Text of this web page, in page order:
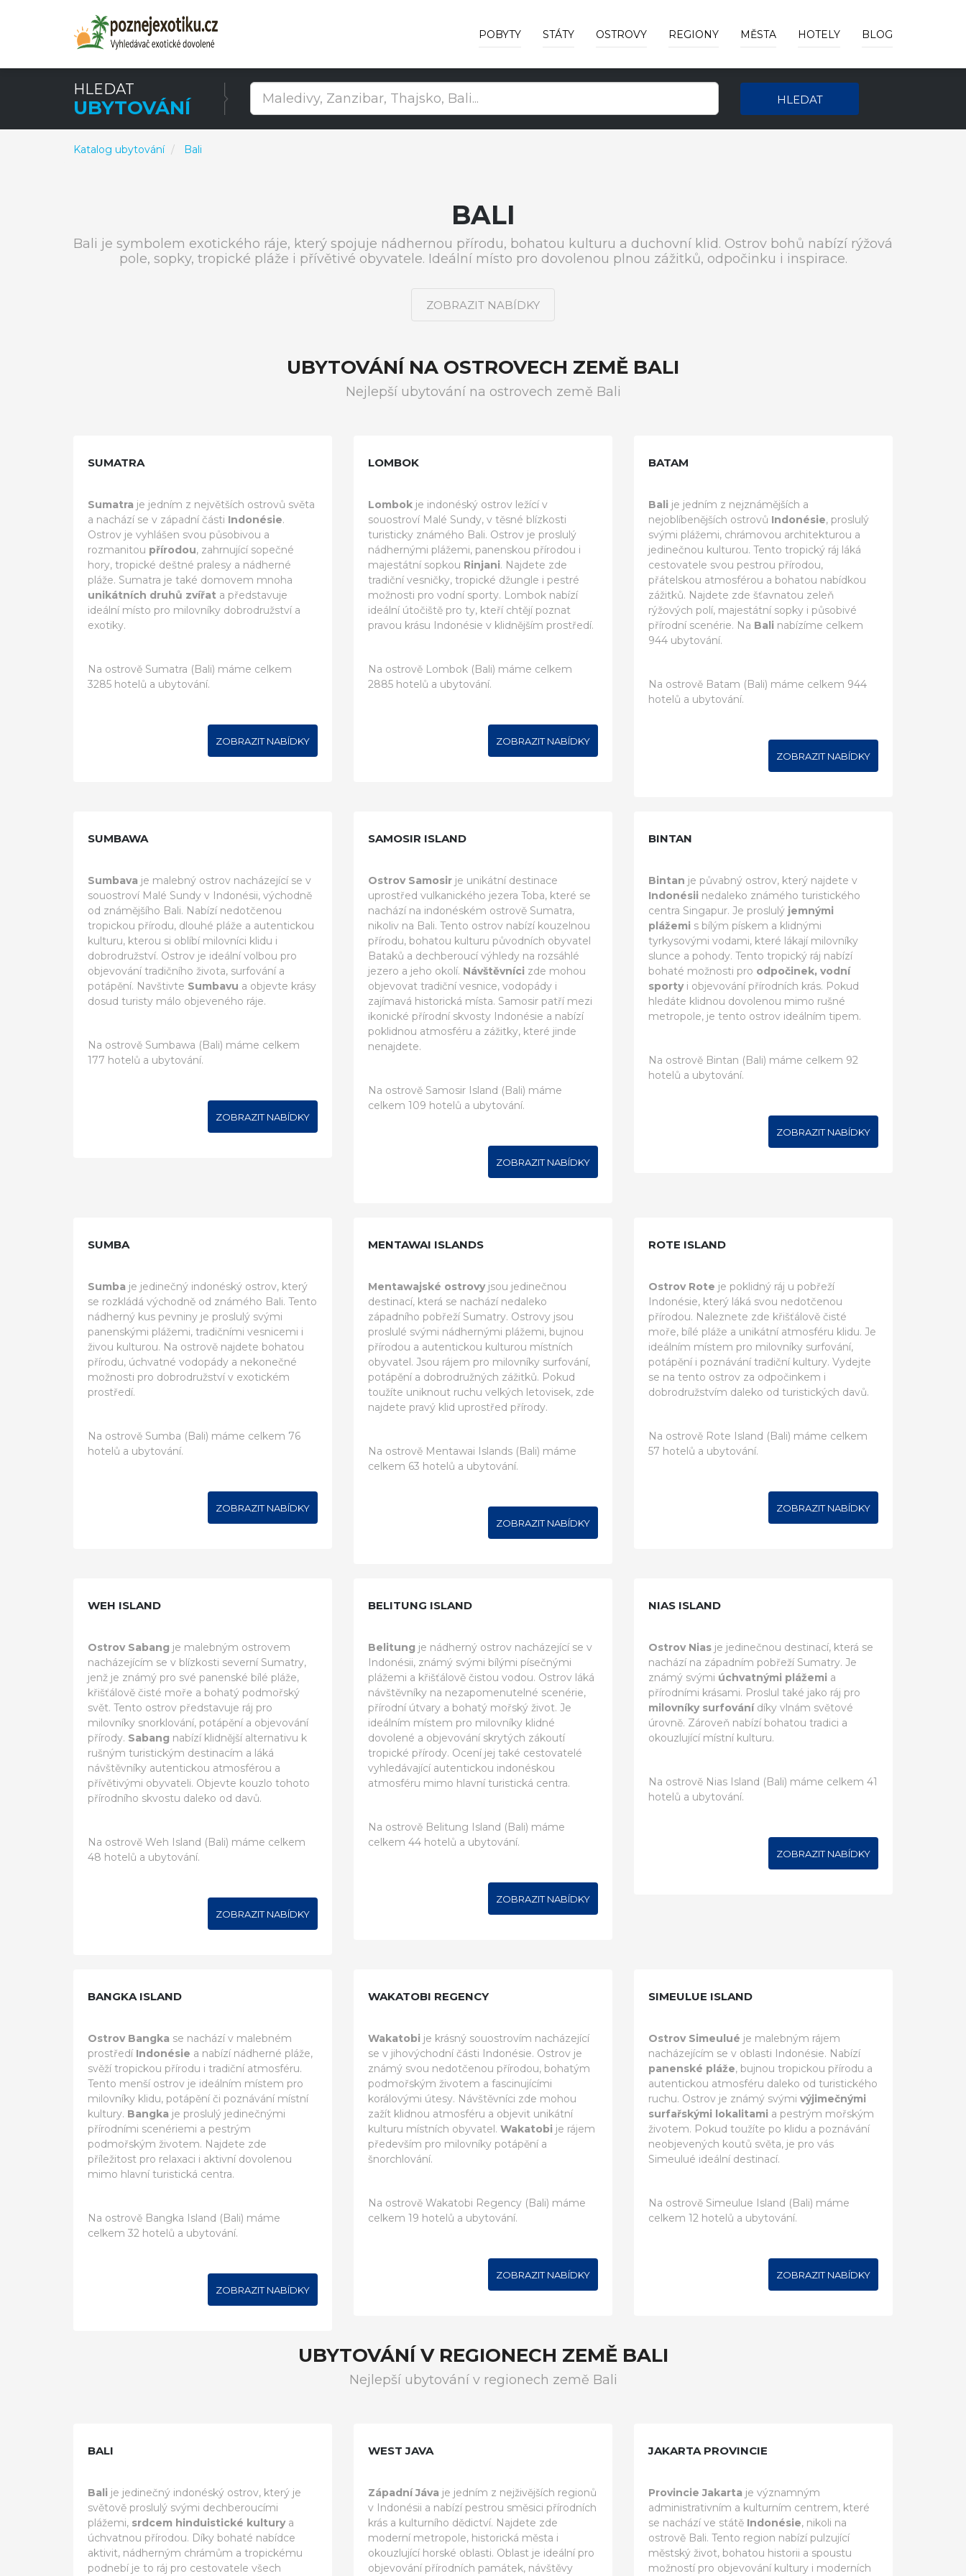
POBYTY STÁTY OSTROVY REGIONY MĚSTA HOTELY BLOG
HLEDAT
UBYTOVÁNÍ HLEDAT
Katalog ubytování Bali
BALI
Bali je symbolem exotického ráje, který spojuje nádhernou přírodu, bohatou kulturu a duchovní klid. Ostrov bohů nabízí rýžová
pole, sopky, tropické pláže i přívětivé obyvatele. Ideální místo pro dovolenou plnou zážitků, odpočinku i inspirace.
ZOBRAZIT NABÍDKY
UBYTOVÁNÍ NA OSTROVECH ZEMĚ BALI
Nejlepší ubytování na ostrovech země Bali
SUMATRA
Sumatra je jedním z největších ostrovů světa
a nachází se v západní části Indonésie.
Ostrov je vyhlášen svou působivou a
rozmanitou přírodou, zahrnující sopečné
hory, tropické deštné pralesy a nádherné
pláže. Sumatra je také domovem mnoha
unikátních druhů zvířat a představuje
ideální místo pro milovníky dobrodružství a
exotiky.
Na ostrově Sumatra (Bali) máme celkem
3285 hotelů a ubytování.
ZOBRAZIT NABÍDKY
LOMBOK
Lombok je indonéský ostrov ležící v
souostroví Malé Sundy, v těsné blízkosti
turisticky známého Bali. Ostrov je proslulý
nádhernými plážemi, panenskou přírodou i
majestátní sopkou Rinjani. Najdete zde
tradiční vesničky, tropické džungle i pestré
možnosti pro vodní sporty. Lombok nabízí
ideální útočiště pro ty, kteří chtějí poznat
pravou krásu Indonésie v klidnějším prostředí.
Na ostrově Lombok (Bali) máme celkem
2885 hotelů a ubytování.
ZOBRAZIT NABÍDKY
BATAM
Bali je jedním z nejznámějších a
nejoblíbenějších ostrovů Indonésie, proslulý
svými plážemi, chrámovou architekturou a
jedinečnou kulturou. Tento tropický ráj láká
cestovatele svou pestrou přírodou,
přátelskou atmosférou a bohatou nabídkou
zážitků. Najdete zde šťavnatou zeleň
rýžových polí, majestátní sopky i působivé
přírodní scenérie. Na Bali nabízíme celkem
944 ubytování.
Na ostrově Batam (Bali) máme celkem 944
hotelů a ubytování.
ZOBRAZIT NABÍDKY
SUMBAWA
Sumbava je malebný ostrov nacházející se v
souostroví Malé Sundy v Indonésii, východně
od známějšího Bali. Nabízí nedotčenou
tropickou přírodu, dlouhé pláže a autentickou
kulturu, kterou si oblíbí milovníci klidu i
dobrodružství. Ostrov je ideální volbou pro
objevování tradičního života, surfování a
potápění. Navštivte Sumbavu a objevte krásy
dosud turisty málo objeveného ráje.
Na ostrově Sumbawa (Bali) máme celkem
177 hotelů a ubytování.
ZOBRAZIT NABÍDKY
SAMOSIR ISLAND
Ostrov Samosir je unikátní destinace
uprostřed vulkanického jezera Toba, které se
nachází na indonéském ostrově Sumatra,
nikoliv na Bali. Tento ostrov nabízí kouzelnou
přírodu, bohatou kulturu původních obyvatel
Bataků a dechberoucí výhledy na rozsáhlé
jezero a jeho okolí. Návštěvníci zde mohou
objevovat tradiční vesnice, vodopády i
zajímavá historická místa. Samosir patří mezi
ikonické přírodní skvosty Indonésie a nabízí
poklidnou atmosféru a zážitky, které jinde
nenajdete.
Na ostrově Samosir Island (Bali) máme
celkem 109 hotelů a ubytování.
ZOBRAZIT NABÍDKY
BINTAN
Bintan je půvabný ostrov, který najdete v
Indonésii nedaleko známého turistického
centra Singapur. Je proslulý jemnými
plážemi s bílým pískem a klidnými
tyrkysovými vodami, které lákají milovníky
slunce a pohody. Tento tropický ráj nabízí
bohaté možnosti pro odpočinek, vodní
sportyi objevování přírodních krás. Pokud
hledáte klidnou dovolenou mimo rušné
metropole, je tento ostrov ideálním tipem.
Na ostrově Bintan (Bali) máme celkem 92
hotelů a ubytování.
ZOBRAZIT NABÍDKY
SUMBA
Sumba je jedinečný indonéský ostrov, který
se rozkládá východně od známého Bali. Tento
nádherný kus pevniny je proslulý svými
panenskými plážemi, tradičními vesnicemi i
živou kulturou. Na ostrově najdete bohatou
přírodu, úchvatné vodopády a nekonečné
možnosti pro dobrodružství v exotickém
prostředí.
Na ostrově Sumba (Bali) máme celkem 76
hotelů a ubytování.
ZOBRAZIT NABÍDKY
MENTAWAI ISLANDS
Mentawajské ostrovyjsou jedinečnou
destinací, která se nachází nedaleko
západního pobřeží Sumatry. Ostrovy jsou
proslulé svými nádhernými plážemi, bujnou
přírodou a autentickou kulturou místních
obyvatel. Jsou rájem pro milovníky surfování,
potápění a dobrodružných zážitků. Pokud
toužíte uniknout ruchu velkých letovisek, zde
najdete pravý klid uprostřed přírody.
Na ostrově Mentawai Islands (Bali) máme
celkem 63 hotelů a ubytování.
ZOBRAZIT NABÍDKY
ROTE ISLAND
Ostrov Rote je poklidný ráj u pobřeží
Indonésie, který láká svou nedotčenou
přírodou. Naleznete zde křišťálově čisté
moře, bílé pláže a unikátní atmosféru klidu. Je
ideálním místem pro milovníky surfování,
potápění i poznávání tradiční kultury. Vydejte
se na tento ostrov za odpočinkem i
dobrodružstvím daleko od turistických davů.
Na ostrově Rote Island (Bali) máme celkem
57 hotelů a ubytování.
ZOBRAZIT NABÍDKY
WEH ISLAND
Ostrov Sabang je malebným ostrovem
nacházejícím se v blízkosti severní Sumatry,
jenž je známý pro své panenské bílé pláže,
křišťálově čisté moře a bohatý podmořský
svět. Tento ostrov představuje ráj pro
milovníky snorklování, potápění a objevování
přírody. Sabang nabízí klidnější alternativu k
rušným turistickým destinacím a láká
návštěvníky autentickou atmosférou a
přívětivými obyvateli. Objevte kouzlo tohoto
přírodního skvostu daleko od davů.
Na ostrově Weh Island (Bali) máme celkem
48 hotelů a ubytování.
ZOBRAZIT NABÍDKY
BELITUNG ISLAND
Belitung je nádherný ostrov nacházející se v
Indonésii, známý svými bílými písečnými
plážemi a křišťálově čistou vodou. Ostrov láká
návštěvníky na nezapomenutelné scenérie,
přírodní útvary a bohatý mořský život. Je
ideálním místem pro milovníky klidné
dovolené a objevování skrytých zákoutí
tropické přírody. Ocení jej také cestovatelé
vyhledávající autentickou indonéskou
atmosféru mimo hlavní turistická centra.
Na ostrově Belitung Island (Bali) máme
celkem 44 hotelů a ubytování.
ZOBRAZIT NABÍDKY
NIAS ISLAND
Ostrov Nias je jedinečnou destinací, která se
nachází na západním pobřeží Sumatry. Je
známý svými úchvatnými plážemi a
přírodními krásami. Proslul také jako ráj pro
milovníky surfovánídíky vlnám světové
úrovně. Zároveň nabízí bohatou tradici a
okouzlující místní kulturu.
Na ostrově Nias Island (Bali) máme celkem 41
hotelů a ubytování.
ZOBRAZIT NABÍDKY
BANGKA ISLAND
Ostrov Bangka se nachází v malebném
prostředí Indonésie a nabízí nádherné pláže,
svěží tropickou přírodu i tradiční atmosféru.
Tento menší ostrov je ideálním místem pro
milovníky klidu, potápění či poznávání místní
kultury. Bangka je proslulý jedinečnými
přírodními scenériemi a pestrým
podmořským životem. Najdete zde
příležitost pro relaxaci i aktivní dovolenou
mimo hlavní turistická centra.
Na ostrově Bangka Island (Bali) máme
celkem 32 hotelů a ubytování.
ZOBRAZIT NABÍDKY
WAKATOBI REGENCY
Wakatobi je krásný souostrovím nacházející
se v jihovýchodní části Indonésie. Ostrov je
známý svou nedotčenou přírodou, bohatým
podmořským životem a fascinujícími
korálovými útesy. Návštěvníci zde mohou
zažít klidnou atmosféru a objevit unikátní
kulturu místních obyvatel. Wakatobi je rájem
především pro milovníky potápění a
šnorchlování.
Na ostrově Wakatobi Regency (Bali) máme
celkem 19 hotelů a ubytování.
ZOBRAZIT NABÍDKY
SIMEULUE ISLAND
Ostrov Simeulué je malebným rájem
nacházejícím se v oblasti Indonésie. Nabízí
panenské pláže, bujnou tropickou přírodu a
autentickou atmosféru daleko od turistického
ruchu. Ostrov je známý svými výjimečnými
surfařskými lokalitami a pestrým mořským
životem. Pokud toužíte po klidu a poznávání
neobjevených koutů světa, je pro vás
Simeulué ideální destinací.
Na ostrově Simeulue Island (Bali) máme
celkem 12 hotelů a ubytování.
ZOBRAZIT NABÍDKY
UBYTOVÁNÍ V REGIONECH ZEMĚ BALI
Nejlepší ubytování v regionech země Bali
BALI
Bali je jedinečný indonéský ostrov, který je
světově proslulý svými dechberoucími
plážemi, srdcem hinduistické kulturya
úchvatnou přírodou. Díky bohaté nabídce
aktivit, nádherným chrámům a tropickému
podnebí je to ráj pro cestovatele všech
WEST JAVA
Západní Jáva je jedním z nejživějších regionů
v Indonésii a nabízí pestrou směsici přírodních
krás a kulturního dědictví. Najdete zde
moderní metropole, historická města i
okouzlující horské oblasti. Oblast je ideální pro
objevování přírodních památek, návštěvy
JAKARTA PROVINCIE
Provincie Jakarta je významným
administrativním a kulturním centrem, které
se nachází ve státě Indonésie, nikoli na
ostrově Bali. Tento region nabízí pulzující
městský život, bohatou historii a spoustu
možností pro objevování kultury i moderních